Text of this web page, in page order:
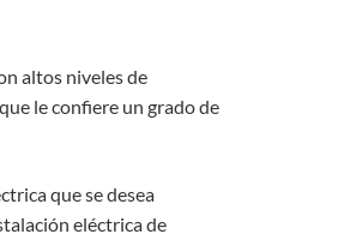
altos niveles de
le confiere un grado de
que se desea
eléctrica de